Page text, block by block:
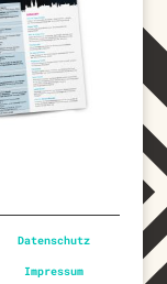
Datenschutz
Impressum